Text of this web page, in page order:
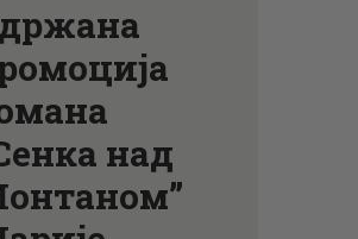
КЊИГЕ
ОД
над